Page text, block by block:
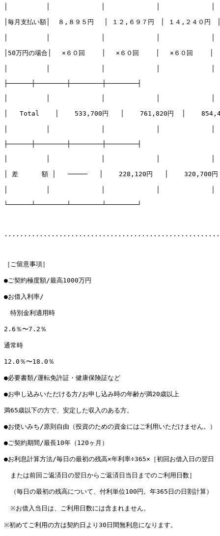
│毎月支払い額│  ８,８９５円　 │ １２,６９７円　│ １４,２４０円　
│50万円の場合│　 ×６０回　　 │　 ×６０回　　 │　 ×６０回　　 │
├──────┼────────┼────────┼────────┤
│   Total    │    533,700円   │    761,820円  │
├──────┼────────┼────────┼────────┤
│ 差      額 │   ─────   │    228,120円   │    320,700
└──────┴────────┴────────┴────────┘
［ご留意事項］
●ご契約極度額/最高1000万円
●お借入利率/
特別金利適用時
2.6％〜7.2％
通常時
12.0％〜18.0％
●必要書類/運転免許証・健康保険証など
●お申し込みいただける方/お申し込み時の年齢が満20歳以上
満65歳以下の方で、安定した収入のある方。
●お使いみち/原則自由（投資のための資金にはご利用いただけません。）
●ご契約期間/最長10年（120ヶ月）
●お利息計算方法/毎日の最初の残高×年利率÷365×［初回お借入日の翌日
または前回ご返済日の翌日からご返済日当日までのご利用日数］
（毎日の最初の残高について、付利単位100円。年365日の日割計算）
※お借入当日は、ご利用日数には含まれません。
※初めてご利用の方は契約日より30日間無利息になります。